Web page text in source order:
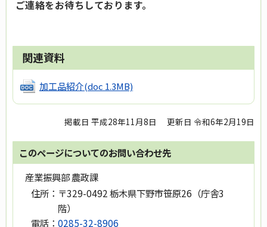
ご連絡をお待ちしております。
関連資料
加工品紹介(doc 1.3MB)
掲載日 平成28年11月8日 更新日 令和6年2月19日
このページについてのお問い合わせ先
産業振興部 農政課
住所： 〒329-0492 栃木県下野市笹原26（庁舎3
階）
電話： 0285-32-8906